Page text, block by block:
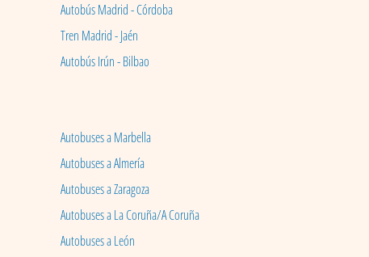
Autobús Madrid - Córdoba
Tren Madrid - Jaén
Autobús Irún - Bilbao
Autobuses a Marbella
Autobuses a Almería
Autobuses a Zaragoza
Autobuses a La Coruña/A Coruña
Autobuses a León